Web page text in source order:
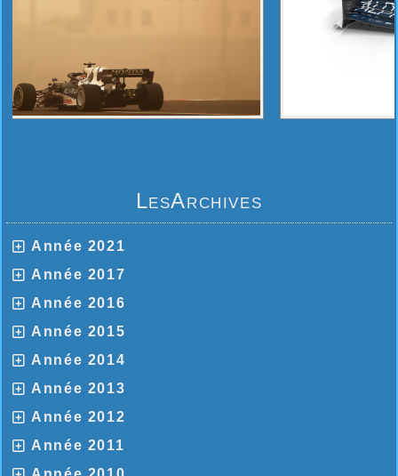
LesArchives
Année 2021
Année 2017
Année 2016
Année 2015
Année 2014
Année 2013
Année 2012
Année 2011